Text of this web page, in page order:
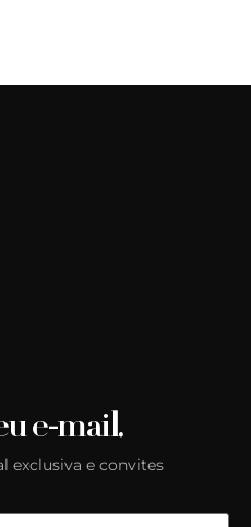
e-mail.
exclusiva e convites